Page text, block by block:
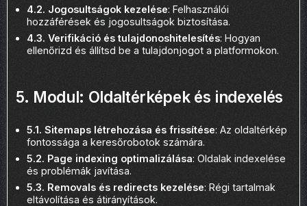
4.2. Jogosultságok kezelése: Felhasználói
hozzáférések és jogosultságok biztosítása.
4.3. Verifikáció és tulajdonoshitelesítés: Hogyan
ellenőrizd és állítsd be a tulajdonjogot a platformokon.
5. Modul: Oldaltérképek és indexelés
5.1. Sitemaps létrehozása és frissítése: Az oldaltérkép
fontossága a keresőrobotok számára.
5.2. Page indexing optimalizálása: Oldalak indexelése
és problémák javítása.
5.3. Removals és redirects kezelése: Régi tartalmak
eltávolítása és átirányítások.